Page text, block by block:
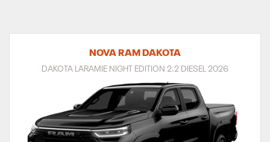
NOVA RAM DAKOTA
DAKOTA LARAMIE NIGHT EDITION 2.2 DIESEL 2026